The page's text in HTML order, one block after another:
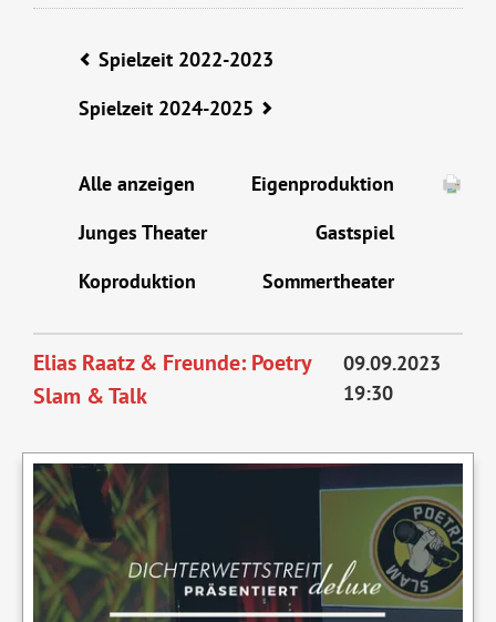
Spielzeit 2022-2023
Spielzeit 2024-2025
Alle anzeigen
Eigenproduktion
Junges Theater
Gastspiel
Koproduktion
Sommertheater
Elias Raatz & Freunde: Poetry
Slam & Talk
09.09.2023
19:30